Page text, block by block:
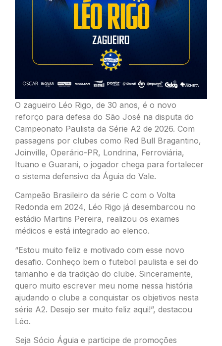
O zagueiro Léo Rigo, de 30 anos, é o novo
reforço para defesa do São José na disputa do
Campeonato Paulista da Série A2 de 2026. Com
passagens por clubes como Red Bull Bragantino,
Joinville, Operário-PR, Londrina, Ferroviária,
Ituano e Guarani, o jogador chega para fortalecer
o sistema defensivo da Águia do Vale.
Campeão Brasileiro da série C com o Volta
Redonda em 2024, Léo Rigo já desembarcou no
estádio Martins Pereira, realizou os exames
médicos e está integrado ao elenco.
“Estou muito feliz e motivado com esse novo
desafio. Conheço bem o futebol paulista e sei do
tamanho e da tradição do clube. Sinceramente,
quero muito escrever meu nome nessa história
ajudando o clube a conquistar os objetivos nesta
série A2. Desejo ser muito feliz aqui!”, destacou
Léo.
Seja Sócio Águia e participe de promoções